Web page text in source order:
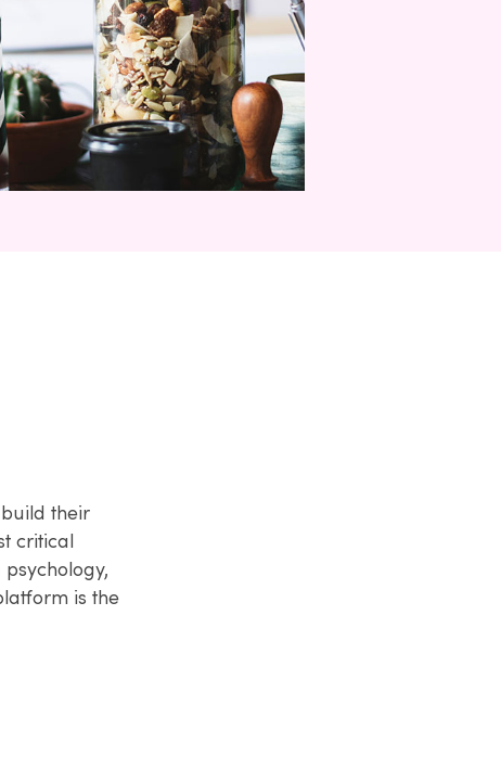
their
critical
is the